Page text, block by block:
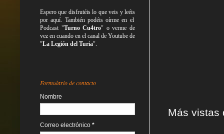
Más vistas
Espero que disfrutéis lo queveis yleéis
por aquí. También podéis oírme en el
Podcast "Turno Cu4tro" o verme de
vez en cuando en el canal de Youtube de
"La Legión del Turia".
Formulario de contacto
Nombre
Correo electrónico *